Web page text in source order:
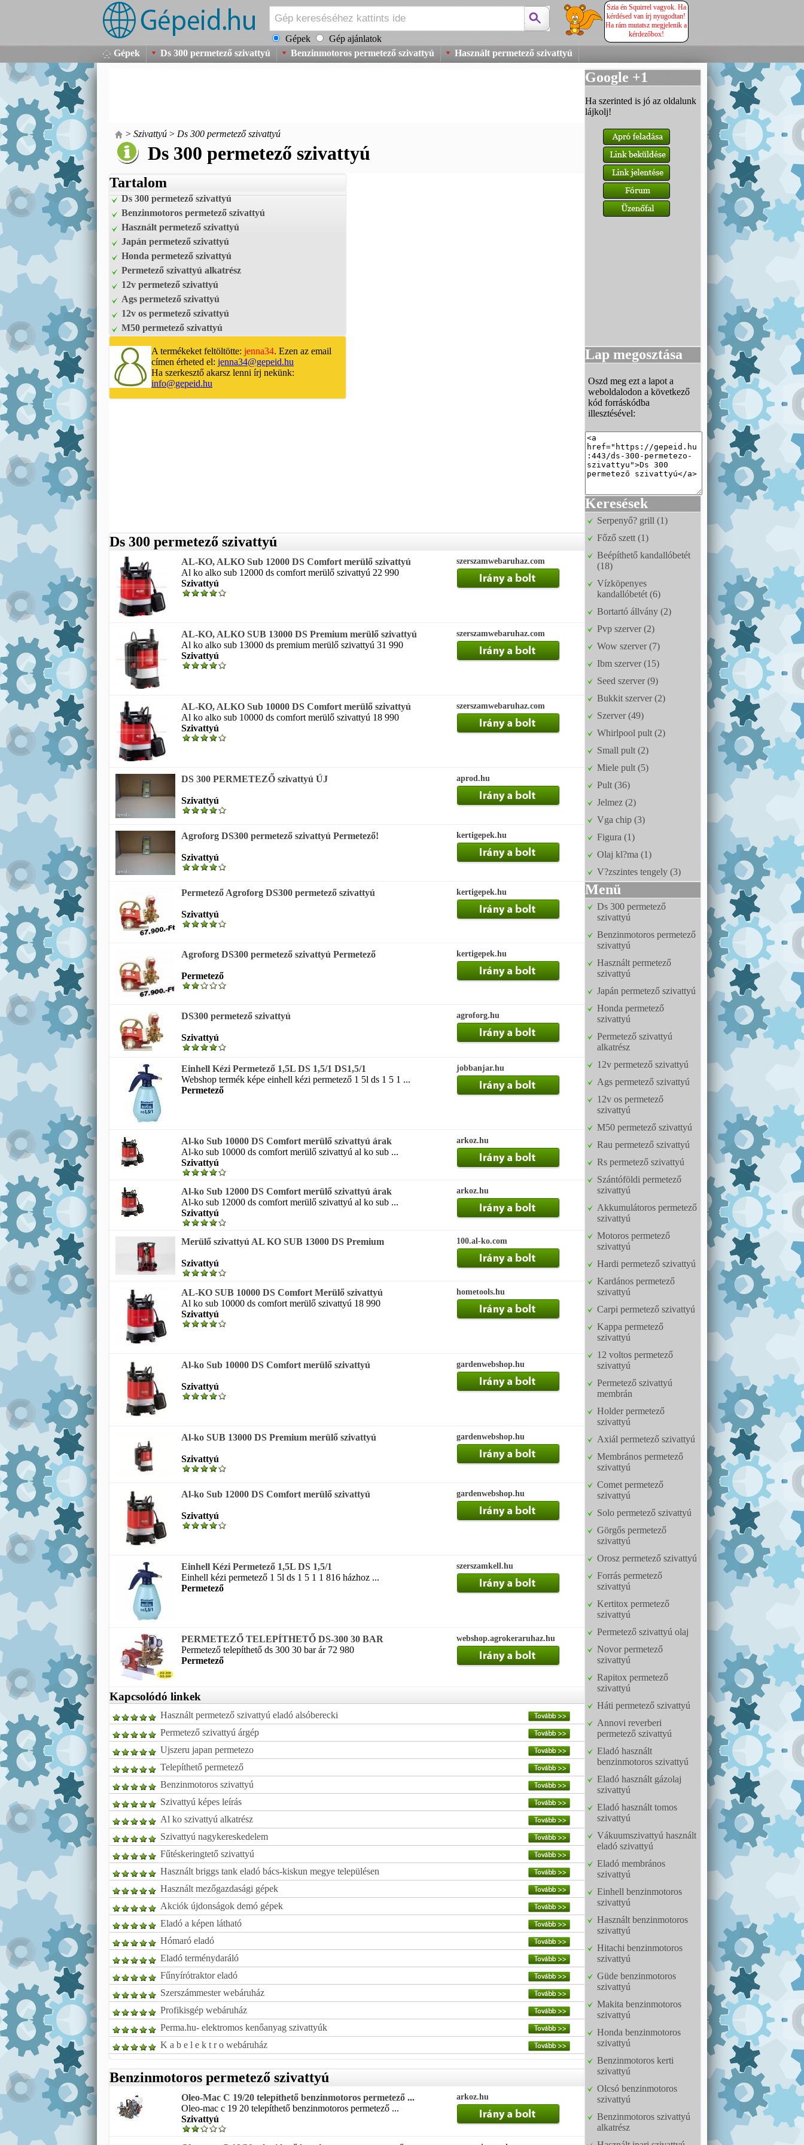
Gépek Gép ajánlatok
Szia én Squirrel vagyok. Ha
kérdésed van írj nyugodtan!
Ha rám mutatsz megjelenik a
kérdezőbox!
Gépek Ds 300 permetező szivattyú Benzinmotoros permetező szivattyú Használt permetező szivattyú
> Szivattyú > Ds 300 permetező szivattyú
Ds 300 permetező szivattyú
Tartalom
Ds 300 permetező szivattyú
Benzinmotoros permetező szivattyú
Használt permetező szivattyú
Japán permetező szivattyú
Honda permetező szivattyú
Permetező szivattyú alkatrész
12v permetező szivattyú
Ags permetező szivattyú
12v os permetező szivattyú
M50 permetező szivattyú
A termékeket feltöltötte: jenna34. Ezen az email
címen érheted el: jenna34@gepeid.hu
Ha szerkesztő akarsz lenni írj nekünk:
info@gepeid.hu
Ds 300 permetező szivattyú
AL-KO, ALKO Sub 12000 DS Comfort merülő szivattyú
Al ko alko sub 12000 ds comfort merülő szivattyú 22 990
Szivattyú
szerszamwebaruhaz.com
AL-KO, ALKO SUB 13000 DS Premium merülő szivattyú
Al ko alko sub 13000 ds premium merülő szivattyú 31 990
Szivattyú
szerszamwebaruhaz.com
AL-KO, ALKO Sub 10000 DS Comfort merülő szivattyú
Al ko alko sub 10000 ds comfort merülő szivattyú 18 990
Szivattyú
szerszamwebaruhaz.com
DS 300 PERMETEZŐ szivattyú ÚJ
Szivattyú
aprod.hu
Agroforg DS300 permetező szivattyú Permetező!
Szivattyú
kertigepek.hu
Permetező Agroforg DS300 permetező szivattyú
Szivattyú
kertigepek.hu
Agroforg DS300 permetező szivattyú Permetező
Permetező
kertigepek.hu
DS300 permetező szivattyú
Szivattyú
agroforg.hu
Einhell Kézi Permetező 1,5L DS 1,5/1 DS1,5/1
Webshop termék képe einhell kézi permetező 1 5l ds 1 5 1 ...
Permetező
jobbanjar.hu
Al-ko Sub 10000 DS Comfort merülő szivattyú árak
Al-ko sub 10000 ds comfort merülő szivattyú al ko sub ...
Szivattyú
arkoz.hu
Al-ko Sub 12000 DS Comfort merülő szivattyú árak
Al-ko sub 12000 ds comfort merülő szivattyú al ko sub ...
Szivattyú
arkoz.hu
Merülő szivattyú AL KO SUB 13000 DS Premium
Szivattyú
100.al-ko.com
AL-KO SUB 10000 DS Comfort Merülő szivattyú
Al ko sub 10000 ds comfort merülő szivattyú 18 990
Szivattyú
hometools.hu
Al-ko Sub 10000 DS Comfort merülő szivattyú
Szivattyú
gardenwebshop.hu
Al-ko SUB 13000 DS Premium merülő szivattyú
Szivattyú
gardenwebshop.hu
Al-ko Sub 12000 DS Comfort merülő szivattyú
Szivattyú
gardenwebshop.hu
Einhell Kézi Permetező 1,5L DS 1,5/1
Einhell kézi permetező 1 5l ds 1 5 1 1 816 házhoz ...
Permetező
szerszamkell.hu
PERMETEZŐ TELEPÍTHETŐ DS-300 30 BAR
Permetező telepíthető ds 300 30 bar ár 72 980
Permetező
webshop.agrokeraruhaz.hu
Kapcsolódó linkek
Használt permetező szivattyú eladó alsóberecki
Permetező szivattyú árgép
Ujszeru japan permetezo
Telepíthető permetező
Benzinmotoros szivattyú
Szivattyú képes leírás
Al ko szivattyú alkatrész
Szivattyú nagykereskedelem
Fűtéskeringtető szivattyú
Használt briggs tank eladó bács-kiskun megye településen
Használt mezőgazdasági gépek
Akciók újdonságok demó gépek
Eladó a képen látható
Hómaró eladó
Eladó terménydaráló
Fűnyírótraktor eladó
Szerszámmester webáruház
Profikisgép webáruház
Perma.hu- elektromos kenőanyag szivattyúk
K a b e l e k t r o webáruház
Benzinmotoros permetező szivattyú
Oleo-Mac C 19/20 telepíthető benzinmotoros permetező ...
Oleo-mac c 19 20 telepíthető benzinmotoros permetező ...
Szivattyú
arkoz.hu
Google +1
Ha szerinted is jó az oldalunk
lájkolj!
Lap megosztása
Oszd meg ezt a lapot a
weboldalodon a következő
kód forráskódba
illesztésével:
Keresések
Serpenyő? grill (1)
Főző szett (1)
Beépíthető kandallóbetét
(18)
Vízköpenyes
kandallóbetét (6)
Bortartó állvány (2)
Pvp szerver (2)
Wow szerver (7)
Ibm szerver (15)
Seed szerver (9)
Bukkit szerver (2)
Szerver (49)
Whirlpool pult (2)
Small pult (2)
Miele pult (5)
Pult (36)
Jelmez (2)
Vga chip (3)
Figura (1)
Olaj kl?ma (1)
V?zszintes tengely (3)
Menü
Ds 300 permetező
szivattyú
Benzinmotoros permetező
szivattyú
Használt permetező
szivattyú
Japán permetező szivattyú
Honda permetező
szivattyú
Permetező szivattyú
alkatrész
12v permetező szivattyú
Ags permetező szivattyú
12v os permetező
szivattyú
M50 permetező szivattyú
Rau permetező szivattyú
Rs permetező szivattyú
Szántóföldi permetező
szivattyú
Akkumulátoros permetező
szivattyú
Motoros permetező
szivattyú
Hardi permetező szivattyú
Kardános permetező
szivattyú
Carpi permetező szivattyú
Kappa permetező
szivattyú
12 voltos permetező
szivattyú
Permetező szivattyú
membrán
Holder permetező
szivattyú
Axiál permetező szivattyú
Membrános permetező
szivattyú
Comet permetező
szivattyú
Solo permetező szivattyú
Görgős permetező
szivattyú
Orosz permetező szivattyú
Forrás permetező
szivattyú
Kertitox permetező
szivattyú
Permetező szivattyú olaj
Novor permetező
szivattyú
Rapitox permetező
szivattyú
Háti permetező szivattyú
Annovi reverberi
permetező szivattyú
Eladó használt
benzinmotoros szivattyú
Eladó használt gázolaj
szivattyú
Eladó használt tomos
szivattyú
Vákuumszivattyú használt
eladó szivattyú
Eladó membrános
szivattyú
Einhell benzinmotoros
szivattyú
Használt benzinmotoros
szivattyú
Hitachi benzinmotoros
szivattyú
Güde benzinmotoros
szivattyú
Makita benzinmotoros
szivattyú
Honda benzinmotoros
szivattyú
Benzinmotoros kerti
szivattyú
Olcsó benzinmotoros
szivattyú
Benzinmotoros szivattyú
alkatrész